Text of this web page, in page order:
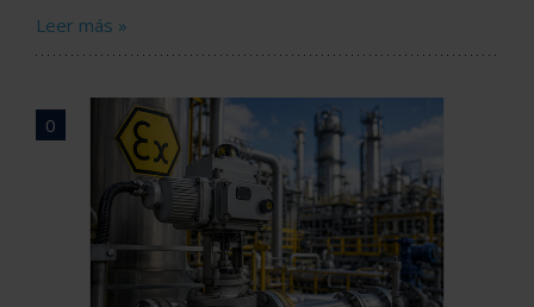
Leer más »
0